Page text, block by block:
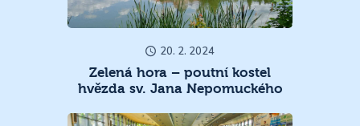
20. 2. 2024
Zelená hora – poutní kostel
hvězda sv. Jana Nepomuckého